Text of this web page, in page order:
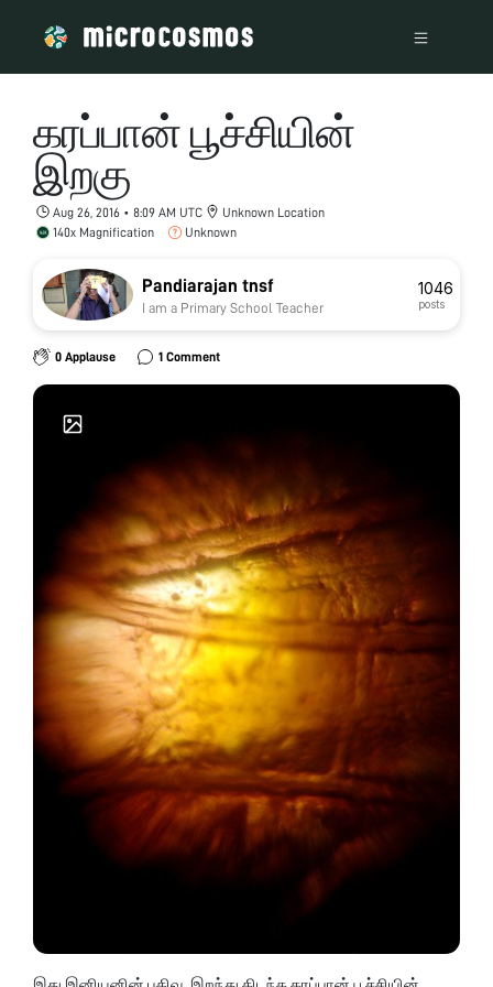
கரப்பான் பூச்சியின்
இறகு
Aug 26, 2016 • 8:09 AM UTC
Unknown Location
140x Magnification
Unknown
Pandiarajan tnsf
I am a Primary School Teacher
1046
posts
0 Applause 1 Comment